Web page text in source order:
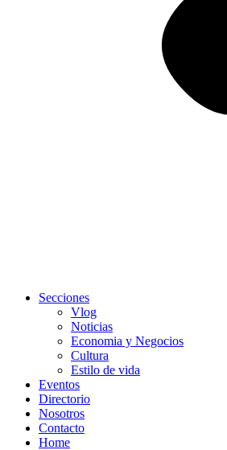
Secciones
Vlog
Noticias
Economia y Negocios
Cultura
Estilo de vida
Eventos
Directorio
Nosotros
Contacto
Home